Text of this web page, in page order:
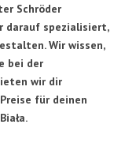
Schröder
darauf spezialisiert,
Wir wissen,
bei der
wir dir
für deinen